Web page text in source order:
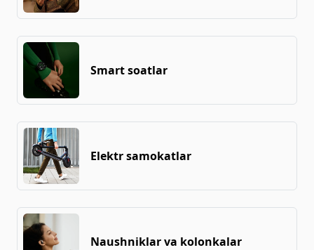
Smart soatlar
Elektr samokatlar
Naushniklar va kolonkalar